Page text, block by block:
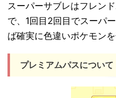
スーパーサブレはフレン
で、1回目2回目でスーパ
ば確実に色違いポケモンを
プレミアムパスについて